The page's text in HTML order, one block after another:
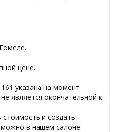
цене.
указана на момент
является окончательной к
стоимость и создать
можно в нашем салоне.